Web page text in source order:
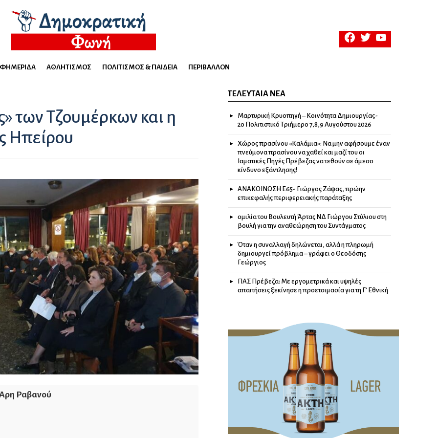
facebooktwitteryoutube
ΑΘΛΗΤΙΣΜΌΣ ΠΟΛΙΤΙΣΜΌΣ & ΠΑΙΔΕΊΑ ΠΕΡΙΒΆΛΛΟΝ
των Τζουμέρκων και η
Ηπείρου
Ραβανού
ΤΕΛΕΥΤΑΊΑ ΝΈΑ
Μαρτυρική Κρυοπηγή – Κοινότητα Δημιουργίας-
2ο Πολιτιστικό Τριήμερο 7,8,9 Αυγούστου 2026
Χώρος πρασίνου «Καλάμια»: Να μην αφήσουμε έναν
πνεύμονα πρασίνου να χαθεί και μαζί του οι
Ιαματικές Πηγές Πρέβεζας να τεθούν σε άμεσο
κίνδυνο εξάντλησης!
ΑΝΑΚΟΙΝΩΣΗ Ε65- Γιώργος Ζάψας, πρώην
επικεφαλής περιφερειακής παράταξης
ομιλία του Βουλευτή Άρτας ΝΔ Γιώργου Στύλιου στη
βουλή για την αναθεώρηση του Συντάγματος
Όταν η συναλλαγή δηλώνεται, αλλά η πληρωμή
δημιουργεί πρόβλημα – γράφει ο Θεοδόσης
Γεώργιος
ΠΑΣ Πρέβεζα: Με εργομετρικά και υψηλές
απαιτήσεις ξεκίνησε η προετοιμασία για τη Γ’ Εθνική